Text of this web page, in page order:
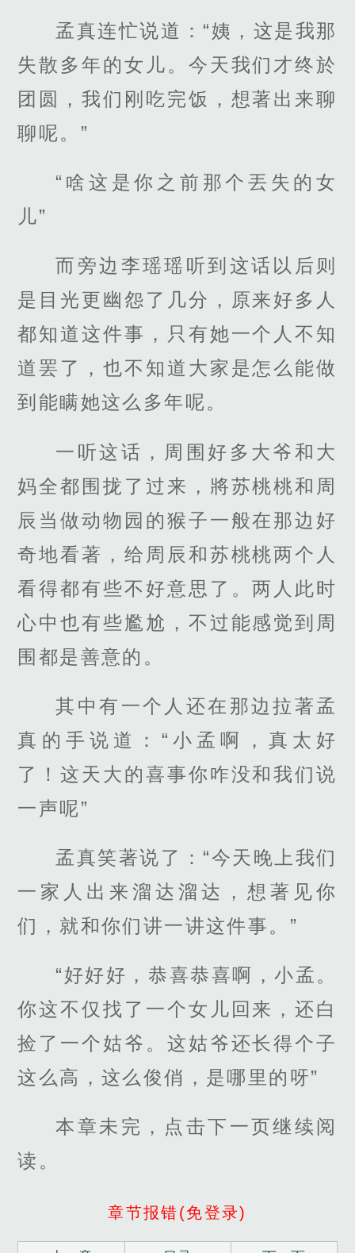
孟真连忙说道：“姨，这是我那
失散多年的女儿。今天我们才终於
团圆，我们刚吃完饭，想著出来聊
聊呢。”
“啥这是你之前那个丟失的女
儿”
而旁边李瑶瑶听到这话以后则
是目光更幽怨了几分，原来好多人
都知道这件事，只有她一个人不知
道罢了，也不知道大家是怎么能做
到能瞒她这么多年呢。
一听这话，周围好多大爷和大
妈全都围拢了过来，將苏桃桃和周
辰当做动物园的猴子一般在那边好
奇地看著，给周辰和苏桃桃两个人
看得都有些不好意思了。两人此时
心中也有些尷尬，不过能感觉到周
围都是善意的。
其中有一个人还在那边拉著孟
真的手说道：“小孟啊，真太好
了！这天大的喜事你咋没和我们说
一声呢”
孟真笑著说了：“今天晚上我们
一家人出来溜达溜达，想著见你
们，就和你们讲一讲这件事。”
“好好好，恭喜恭喜啊，小孟。
你这不仅找了一个女儿回来，还白
捡了一个姑爷。这姑爷还长得个子
这么高，这么俊俏，是哪里的呀”
本章未完，点击下一页继续阅
读。
章节报错(免登录)